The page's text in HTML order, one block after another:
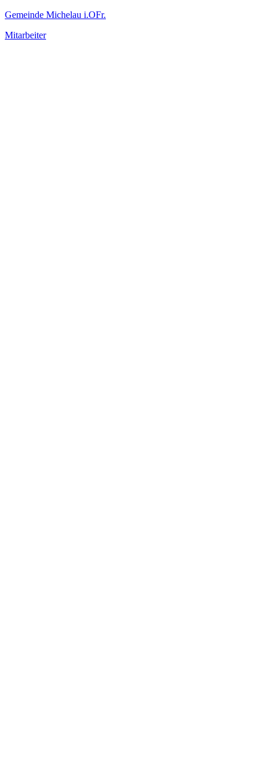
Gemeinde Michelau i.OFr.
Mitarbeiter